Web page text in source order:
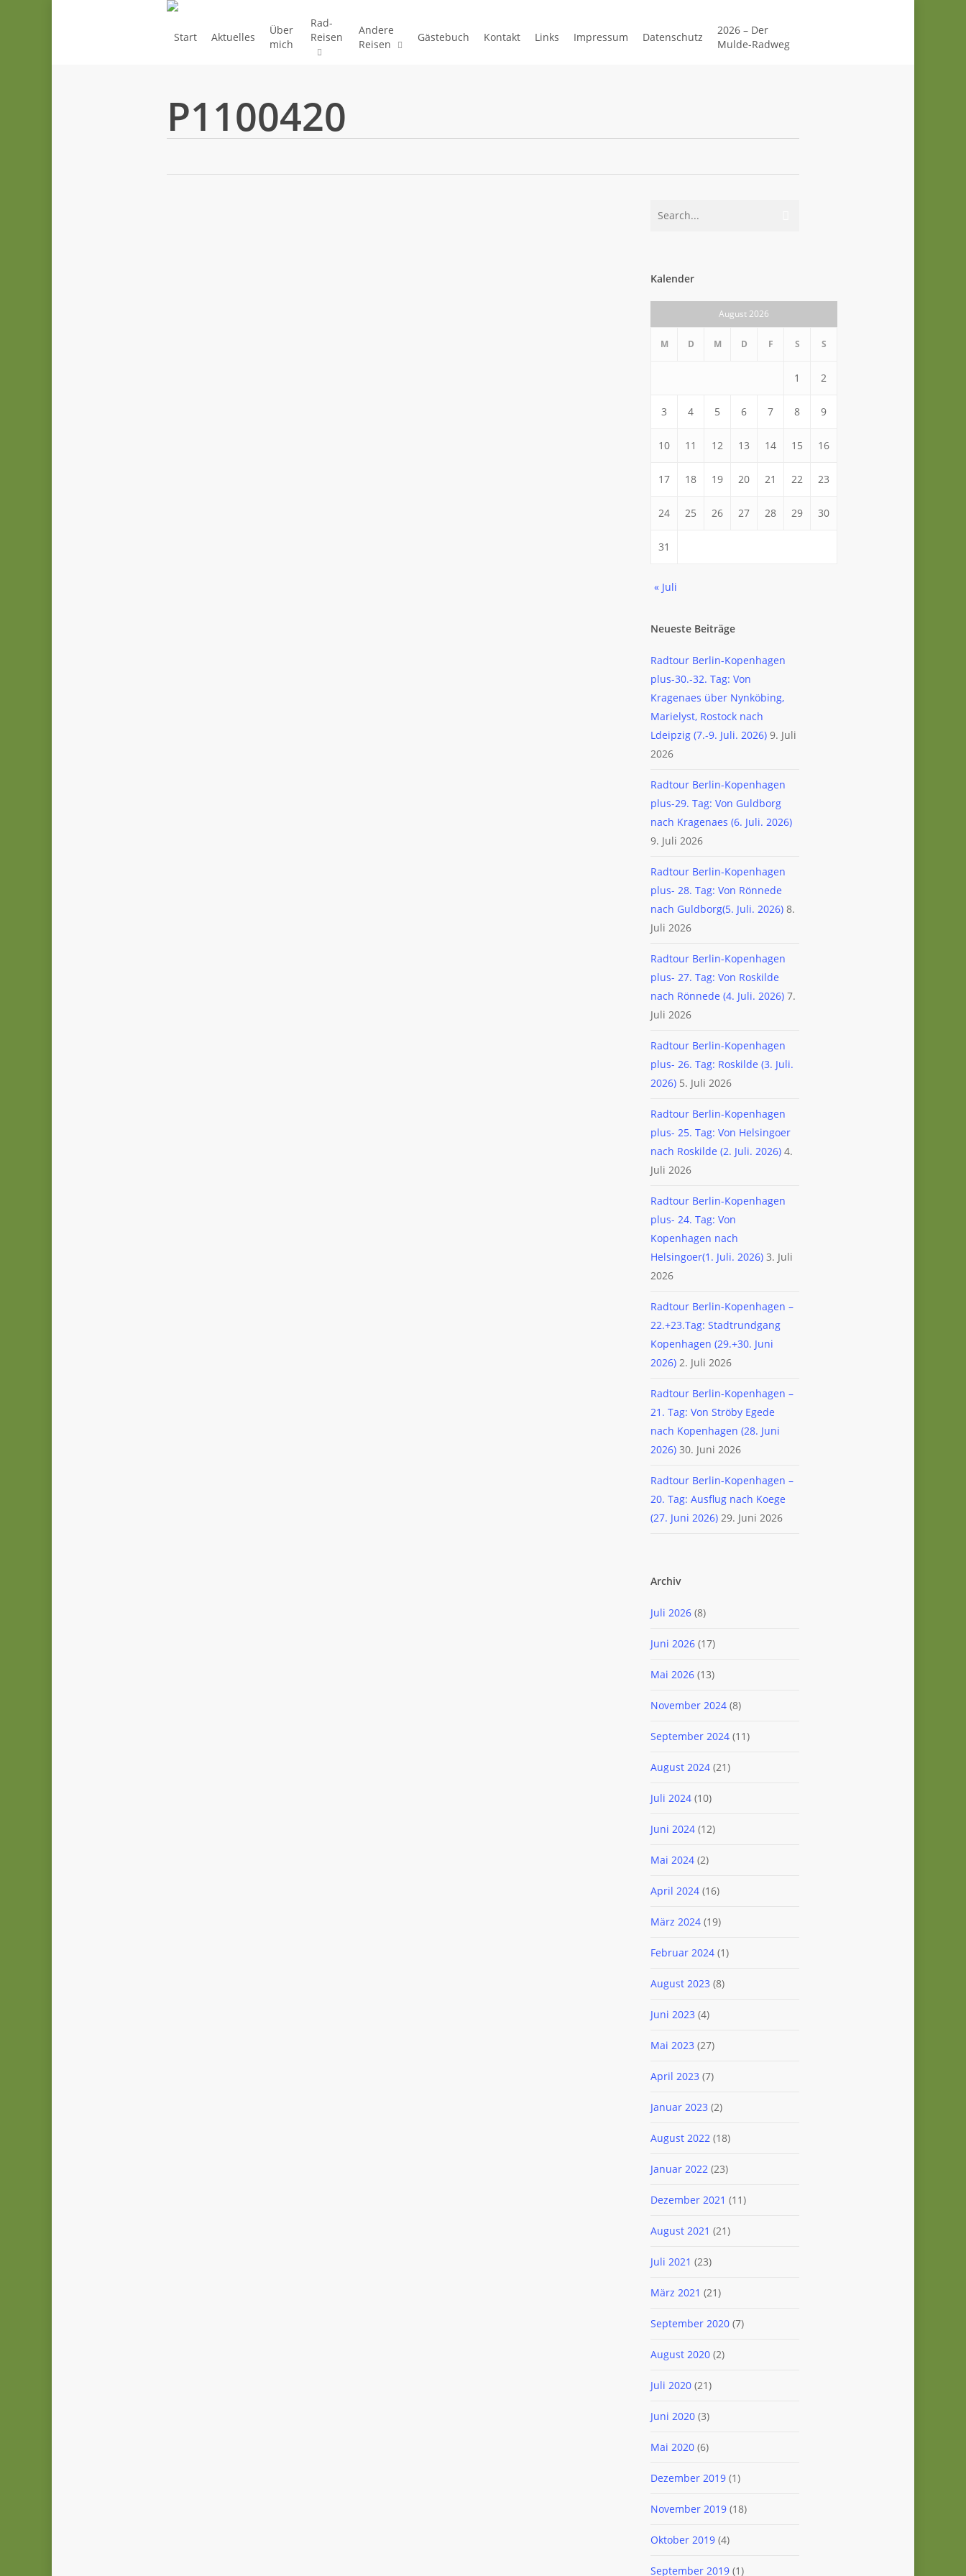
Start Aktuelles
Über
mich
Rad-
Reisen
Andere
Reisen
Gästebuch Kontakt Links Impressum Datenschutz
2026 – Der
Mulde-Radweg
P1100420
Kalender
August 2026
M D M D F S S
1 2
3 4 5 6 7 8 9
10 11 12 13 14 15 16
17 18 19 20 21 22 23
24 25 26 27 28 29 30
31
« Juli
Neueste Beiträge
Radtour Berlin-Kopenhagen
plus-30.-32. Tag: Von
Kragenaes über Nynköbing,
Marielyst, Rostock nach
Ldeipzig (7.-9. Juli. 2026) 9. Juli
2026
Radtour Berlin-Kopenhagen
plus-29. Tag: Von Guldborg
nach Kragenaes (6. Juli. 2026)
9. Juli 2026
Radtour Berlin-Kopenhagen
plus- 28. Tag: Von Rönnede
nach Guldborg(5. Juli. 2026) 8.
Juli 2026
Radtour Berlin-Kopenhagen
plus- 27. Tag: Von Roskilde
nach Rönnede (4. Juli. 2026) 7.
Juli 2026
Radtour Berlin-Kopenhagen
plus- 26. Tag: Roskilde (3. Juli.
2026) 5. Juli 2026
Radtour Berlin-Kopenhagen
plus- 25. Tag: Von Helsingoer
nach Roskilde (2. Juli. 2026) 4.
Juli 2026
Radtour Berlin-Kopenhagen
plus- 24. Tag: Von
Kopenhagen nach
Helsingoer(1. Juli. 2026) 3. Juli
2026
Radtour Berlin-Kopenhagen –
22.+23.Tag: Stadtrundgang
Kopenhagen (29.+30. Juni
2026) 2. Juli 2026
Radtour Berlin-Kopenhagen –
21. Tag: Von Ströby Egede
nach Kopenhagen (28. Juni
2026) 30. Juni 2026
Radtour Berlin-Kopenhagen –
20. Tag: Ausflug nach Koege
(27. Juni 2026) 29. Juni 2026
Archiv
Juli 2026 (8)
Juni 2026 (17)
Mai 2026 (13)
November 2024 (8)
September 2024 (11)
August 2024 (21)
Juli 2024 (10)
Juni 2024 (12)
Mai 2024 (2)
April 2024 (16)
März 2024 (19)
Februar 2024 (1)
August 2023 (8)
Juni 2023 (4)
Mai 2023 (27)
April 2023 (7)
Januar 2023 (2)
August 2022 (18)
Januar 2022 (23)
Dezember 2021 (11)
August 2021 (21)
Juli 2021 (23)
März 2021 (21)
September 2020 (7)
August 2020 (2)
Juli 2020 (21)
Juni 2020 (3)
Mai 2020 (6)
Dezember 2019 (1)
November 2019 (18)
Oktober 2019 (4)
September 2019 (1)